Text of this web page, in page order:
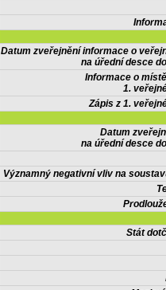
Datum zveřejnění informace o
na úřední desce
Informace o
1.
Zápis z 1.
Datum
na úřední desce
Významný negativní vliv na
Stát